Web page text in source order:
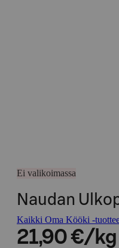
Ei valikoimassa
Naudan
Kaikki Oma Kööki -
21,90 €/kg